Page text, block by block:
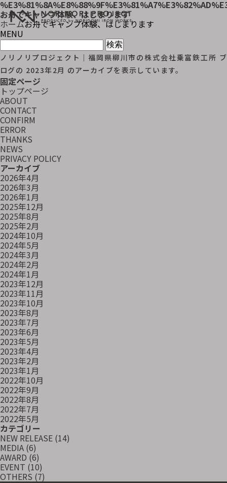
お舟でキャンプ体験、はじまります
ホームお舟でキャンプ体験、はじまります
MENU
検
索:
ノリノリプロジェクト｜福岡県柳川市の株式会社乗富鉄工所 ブ
ログの 2023年2月 のアーカイブを表示しています。
固定ページ
トップページ
ABOUT
CONTACT
CONFIRM
ERROR
THANKS
NEWS
PRIVACY POLICY
アーカイブ
2026年4月
2026年3月
2026年1月
2025年12月
2025年8月
2025年2月
2024年10月
2024年5月
2024年3月
2024年2月
2024年1月
2023年12月
2023年11月
2023年10月
2023年8月
2023年7月
2023年6月
2023年5月
2023年4月
2023年2月
2023年1月
2022年10月
2022年9月
2022年8月
2022年7月
2022年5月
カテゴリー
NEW RELEASE (14)
MEDIA (6)
AWARD (6)
EVENT (10)
OTHERS (7)